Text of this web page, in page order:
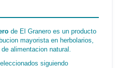
de El Granero es un producto
mayorista en herbolarios,
alimentacion natural.
siguiendo